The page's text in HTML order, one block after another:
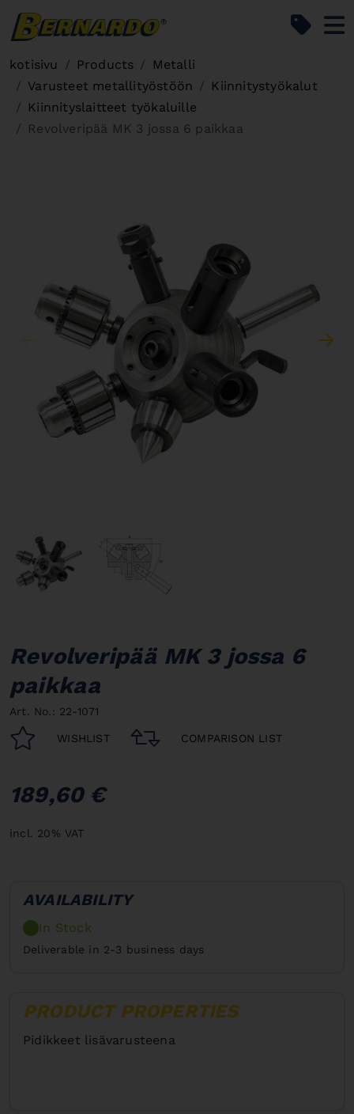
kotisivu Products
Metalli
Varusteet metallityöstöön
Kiinnitystyökalut
Kiinnityslaitteet työkaluille
Revolveripää MK 3 jossa 6 paikkaa
Revolveripää MK 3 jossa 6
paikkaa
Art. No.: 22-1071
WISHLIST COMPARISON LIST
189,60 €
incl. 20% VAT
AVAILABILITY
In Stock
Deliverable in 2-3 business days
PRODUCT PROPERTIES
Pidikkeet lisävarusteena